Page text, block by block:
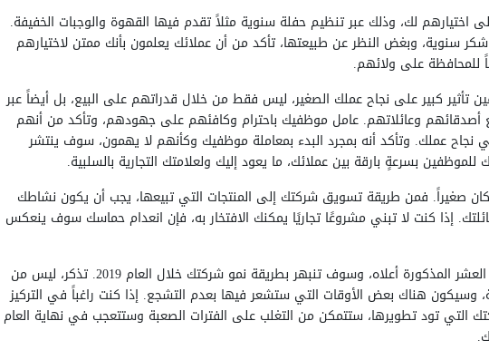
اختيارهم لك، وذلك عبر تنظيم حفلة سنوية مثلاً تقدم فيها القهوة والوجبات الخفيفة.
سنوية، وبغض النظر عن طبيعتها، تأكد من أن عملائك يعلمون بأنك ممتن لاختيارهم
للمحافظة على ولائهم.
تأثير كبير على نجاح عملك الصغير، ليس فقط من خلال قدراتهم على البيع، بل أيضاً عبر
أصدقائهم وعائلاتهم. عامل موظفيك باحترام وكافئهم على جهودهم، وتأكد من أنهم
عملك. وتأكد أنه بمجرد البدء بمعاملة موظفيك وكأنهم لا يهمون، سوف ينتشر
بسرعةٍ بارقة بين عملائك، ما يعود إليك ولعلامتك التجارية بالسلبية.
كان صغيراً. فمن طريقة تسويق شركتك إلى المنتجات التي تبيعها، يجب أن يكون نشاطك
إذا كنت لا تبني مشروعًا تجاريًا يمكنك الافتخار به، فإن انعدام حماسك سوف ينعكس
في النهاية، اتبع النصائح العشر المذكورة أعلاه، وسوف تنبهر بطريقة نمو شركتك خلال العام 2019. تذكر، ليس من
وسيكون هناك بعض الأوقات التي ستشعر فيها بعدم التشجع. إذا كنت راغباً في التركيز
التي تود تطويرها، ستتمكن من التغلب على الفترات الصعبة وستتعجب في نهاية العام
88
1
53
1